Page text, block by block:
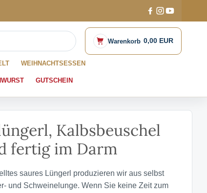
Warenkorb 0,00 EUR
WEIHNACHTSESSEN
GUTSCHEIN
Kalbsbeuschel
fertig im Darm
saures Lüngerl produzieren wir aus selbst
und Schweinelunge. Wenn Sie keine Zeit zum